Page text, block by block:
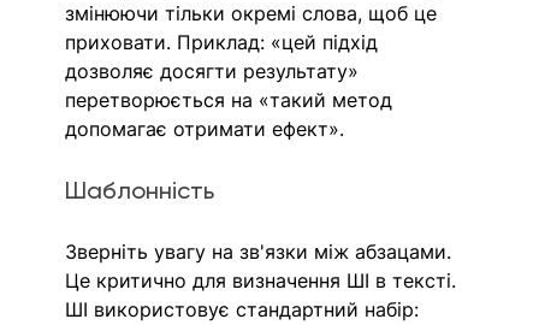
змінюючи тільки окремі слова, щоб це
приховати. Приклад: «цей підхід
дозволяє досягти результату»
перетворюється на «такий метод
допомагає отримати ефект».
Шаблонність
Зверніть увагу на зв'язки між абзацами.
Це критично для визначення ШІ в тексті.
ШІ використовує стандартний набір: